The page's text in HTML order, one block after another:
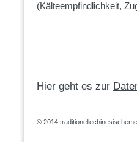
(Kälteempfindlichkeit,
Hier geht es zur
© 2014